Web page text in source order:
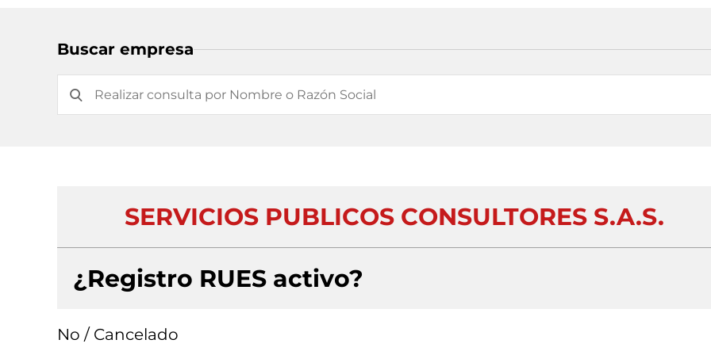
Buscar empresa
SERVICIOS PUBLICOS CONSULTORES S.A.S.
¿Registro RUES activo?
No / Cancelado